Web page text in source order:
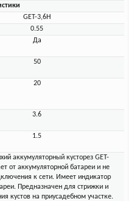
GET-3,6H
0.55
Да
50
20
3.6
1.5
аккумуляторный кусторез GET-
от аккумуляторной батареи и не
к сети. Имеет индикатор
Предназначен для стрижки и
кустов на приусадебном участке.